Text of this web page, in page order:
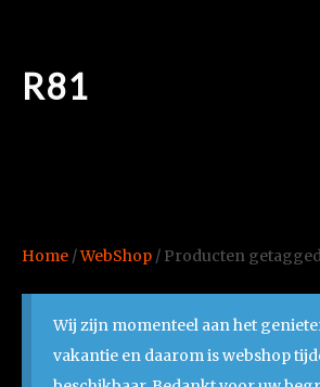
R81
Home /WebShop / Producten getagged
Wij zijn momenteel aan het
vakantie en daarom is webshop